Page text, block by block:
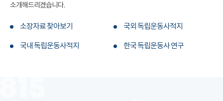
소개해드리겠습니다.
소장자료 찾아보기 국외 독립운동사적지
국내 독립운동사적지 한국 독립운동사 연구